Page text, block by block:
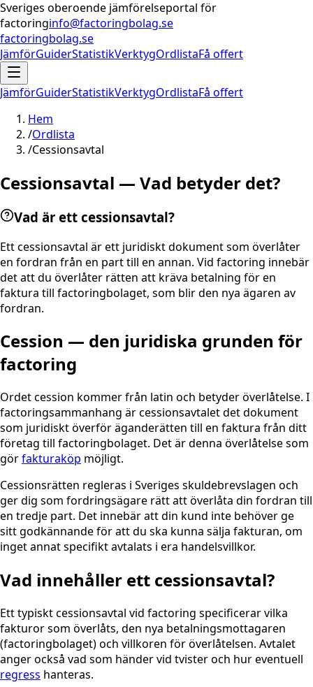
Sveriges oberoende jämförelseportal för
factoringinfo@factoringbolag.se
factoringbolag.se
JämförGuiderStatistikVerktygOrdlistaFå offert
JämförGuiderStatistikVerktygOrdlistaFå offert
Hem
/Ordlista
/Cessionsavtal
Cessionsavtal — Vad betyder det?
Vad är ett cessionsavtal?
Ett cessionsavtal är ett juridiskt dokument som överlåter
en fordran från en part till en annan. Vid factoring innebär
det att du överlåter rätten att kräva betalning för en
faktura till factoringbolaget, som blir den nya ägaren av
fordran.
Cession — den juridiska grunden för
factoring
Ordet cession kommer från latin och betyder överlåtelse. I
factoringsammanhang är cessionsavtalet det dokument
som juridiskt överför äganderätten till en faktura från ditt
företag till factoringbolaget. Det är denna överlåtelse som
görfakturaköp möjligt.
Cessionsrätten regleras i Sveriges skuldebrevslagen och
ger dig som fordringsägare rätt att överlåta din fordran till
en tredje part. Det innebär att din kund inte behöver ge
sitt godkännande för att du ska kunna sälja fakturan, om
inget annat specifikt avtalats i era handelsvillkor.
Vad innehåller ett cessionsavtal?
Ett typiskt cessionsavtal vid factoring specificerar vilka
fakturor som överlåts, den nya betalningsmottagaren
(factoringbolaget) och villkoren för överlåtelsen. Avtalet
anger också vad som händer vid tvister och hur eventuell
regress hanteras.